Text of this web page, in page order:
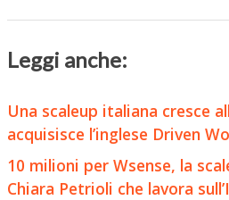
Leggi anche:
Una scaleup italiana cresce
acquisisce l’inglese Driven
10 milioni per Wsense, la
Chiara Petrioli che lavora